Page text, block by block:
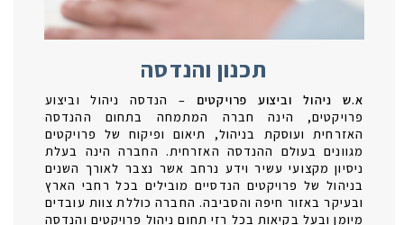
תכנון והנדסה
א.ש ניהול וביצוע פרויקטים – הנדסה ניהול וביצוע
פרויקטים, הינה חברה המתמחה בתחום ההנדסה
האזרחית ועוסקת בניהול, תיאום ופיקוח של פרויקטים
מגוונים בעולם ההנדסה האזרחית. החברה הינה בעלת
ניסיון מקצועי עשיר וידע נרחב אשר נצבר לאורך השנים
בניהול של פרויקטים הנדסיים מובילים בכל רחבי הארץ
ובעיקר באזור חיפה והסביבה. החברה כוללת צוות עובדים
מיומן ובעל בקיאות בכל רזי תחום ניהול פרויקטים והנדסה